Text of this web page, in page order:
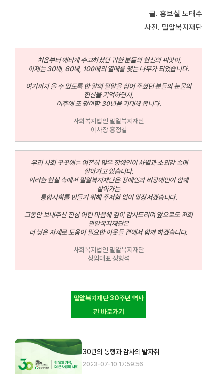
글. 홍보실 노태수
사진. 밀알복지재단
처음부터 애타게 수고하셨던 귀한 분들의 헌신의 씨앗이,
이제는 30배, 60배, 100배의 열매를 맺는 나무가 되었습니다.
여기까지 올 수 있도록 한 알의 밀알을 심어 주셨던 분들의 눈물의
헌신을 기억하면서,
이후에 또 맞이할 30년을 기대해 봅니다.
사회복지법인 밀알복지재단
이사장 홍정길
우리 사회 곳곳에는 여전히 많은 장애인이 차별과 소외감 속에
살아가고 있습니다.
이러한 현실 속에서 밀알복지재단은 장애인과 비장애인이 함께
살아가는
통합사회를 만들기 위해 주저함 없이 앞장서겠습니다.
그동안 보내주신 진심 어린 마음에 깊이 감사드리며 앞으로도 저희
밀알복지재단은
더 낮은 자세로 도움이 필요한 이웃들 곁에서 함께 하겠습니다.
사회복지법인 밀알복지재단
상임대표 정형석
밀알복지재단 30주년 역사
관 바로가기
30년의 동행과 감사의 발자취
2023-07-10 17:59:56